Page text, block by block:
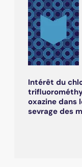
Intérêt du
oxazine dans
sevrage des